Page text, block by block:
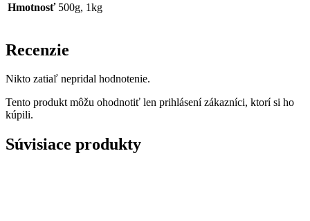
Hmotnosť 500g, 1kg
Recenzie
Nikto zatiaľ nepridal hodnotenie.
Tento produkt môžu ohodnotiť len prihlásení zákazníci, ktorí si ho
kúpili.
Súvisiace produkty